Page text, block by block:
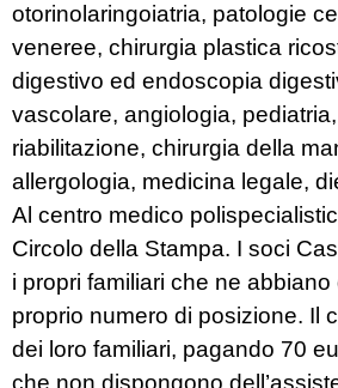
otorinolaringoiatria, patologie
veneree, chirurgia plastica
digestivo ed endoscopia
vascolare, angiologia,
riabilitazione, chirurgia della
allergologia, medicina legale,
Al centro medico
Circolo della Stampa. I soci
i propri familiari che ne
proprio numero di posizione. Il
dei loro familiari, pagando 70